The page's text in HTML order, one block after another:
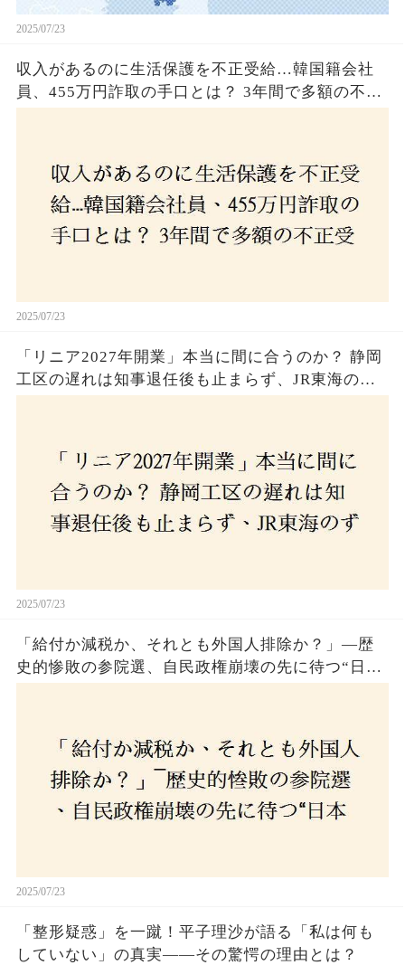
2025/07/23
収入があるのに生活保護を不正受給…韓国籍会社
員、455万円詐取の手口とは？ 3年間で多額の不正
2025/07/23
「リニア2027年開業」本当に間に合うのか？ 静岡
工区の遅れは知事退任後も止まらず、JR東海のず
2025/07/23
「給付か減税か、それとも外国人排除か？」―歴
史的惨敗の参院選、自民政権崩壊の先に待つ“日本
2025/07/23
「整形疑惑」を一蹴！平子理沙が語る「私は何も
していない」の真実——その驚愕の理由とは？